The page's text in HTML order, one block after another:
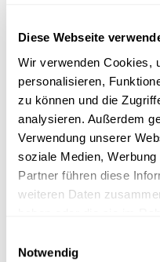
Diese Webseite
Wir verwenden Cookies,
personalisieren,
zu können und die
analysieren. Außerdem
Verwendung unserer
soziale Medien,
Partner führen diese
weiteren Daten
Notwendig
Reihe„Ziel mir keng!“mit.
Michèle ist ein echter
man sie selten ohne
Kletterausrüstung – und
Surfbrett.
Letzte Aktualisierung: